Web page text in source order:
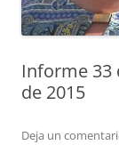
Informe 33
de 2015
Deja un